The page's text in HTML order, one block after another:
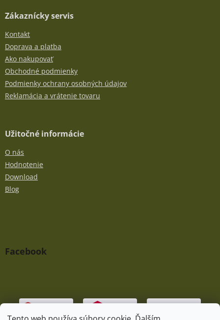
Zákaznícky servis
Kontakt
Doprava a platba
Ako nakupovať
Obchodné podmienky
Podmienky ochrany osobných údajov
Reklamácia a vrátenie tovaru
Užitočné informácie
O nás
Hodnotenie
Download
Blog
Facebook